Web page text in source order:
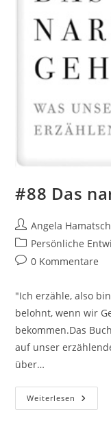
#88 Das
Beitrags-
Autor:
Angela
Beitrags-
Kategorie:
Persönliche
Beitrags-
0 Kommentare
"Ich erzähle, also
belohnt, wenn wir
bekommen.Das
auf unser
über…
Weiterlesen #88
Das